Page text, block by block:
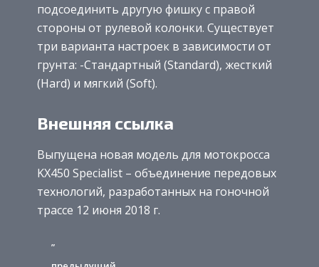
подсоединить другую фишку с правой
стороны от рулевой колонки. Существует
три варианта настроек в зависимости от
грунта: -Стандартный (Standard), жесткий
(Hard) и мягкий (Soft).
Внешняя ссылка
Выпущена новая модель для мотокросса
KX450 Specialist – объединение передовых
технологий, разработанных на гоночной
трассе 12 июня 2018 г.
”